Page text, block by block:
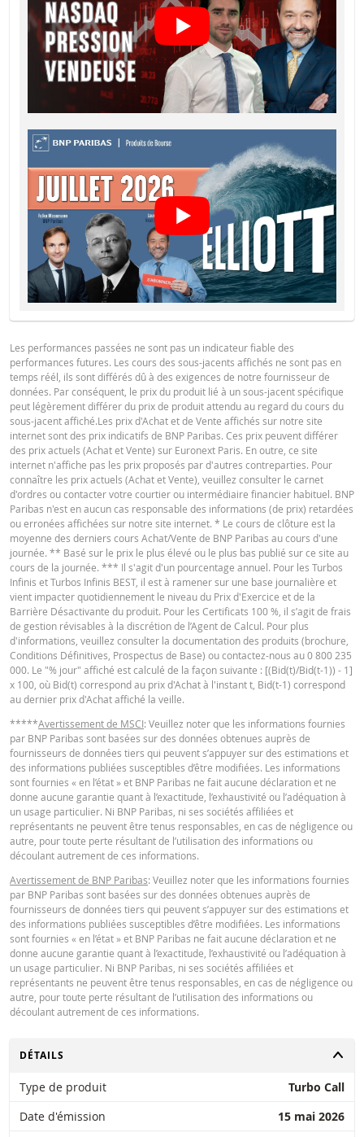
KEY INFORMATION DOCUMENTS
Key Information Document (FR)
QUOTES
Latest Product Quotes
Les performances passées ne sont pas un indicateur fiable des
performances futures. Les cours des sous-jacents affichés ne sont pas en
temps réél, ils sont différés dû à des exigences de notre fournisseur de
données. Par conséquent, le prix du produit lié à un sous-jacent spécifique
peut légèrement différer du prix de produit attendu au regard du cours du
sous-jacent affiché.Les prix d'Achat et de Vente affichés sur notre site
internet sont des prix indicatifs de BNP Paribas. Ces prix peuvent différer
des prix actuels (Achat et Vente) sur Euronext Paris. En outre, ce site
internet n'affiche pas les prix proposés par d'autres contreparties. Pour
connaître les prix actuels (Achat et Vente), veuillez consulter le carnet
d'ordres ou contacter votre courtier ou intermédiaire financier habituel. BNP
Paribas n'est en aucun cas responsable des informations (de prix) retardées
ou erronées affichées sur notre site internet. * Le cours de clôture est la
moyenne des derniers cours Achat/Vente de BNP Paribas au cours d'une
journée. ** Basé sur le prix le plus élevé ou le plus bas publié sur ce site au
cours de la journée. *** Il s'agit d'un pourcentage annuel. Pour les Turbos
Infinis et Turbos Infinis BEST, il est à ramener sur une base journalière et
vient impacter quotidiennement le niveau du Prix d'Exercice et de la
Barrière Désactivante du produit. Pour les Certificats 100 %, il s’agit de frais
de gestion révisables à la discrétion de l’Agent de Calcul. Pour plus
d'informations, veuillez consulter la documentation des produits (brochure,
Conditions Définitives, Prospectus de Base) ou contactez-nous au 0 800 235
000. Le "% jour" affiché est calculé de la façon suivante : [(Bid(t)/Bid(t-1)) - 1]
x 100, où Bid(t) correspond au prix d'Achat à l'instant t, Bid(t-1) correspond
au dernier prix d'Achat affiché la veille.
*****Avertissement de MSCI: Veuillez noter que les informations fournies
par BNP Paribas sont basées sur des données obtenues auprès de
fournisseurs de données tiers qui peuvent s’appuyer sur des estimations et
des informations publiées susceptibles d’être modifiées. Les informations
sont fournies « en l’état » et BNP Paribas ne fait aucune déclaration et ne
donne aucune garantie quant à l’exactitude, l’exhaustivité ou l’adéquation à
un usage particulier. Ni BNP Paribas, ni ses sociétés affiliées et
représentants ne peuvent être tenus responsables, en cas de négligence ou
autre, pour toute perte résultant de l’utilisation des informations ou
découlant autrement de ces informations.
Avertissement de BNP Paribas: Veuillez noter que les informations fournies
par BNP Paribas sont basées sur des données obtenues auprès de
fournisseurs de données tiers qui peuvent s’appuyer sur des estimations et
des informations publiées susceptibles d’être modifiées. Les informations
sont fournies « en l’état » et BNP Paribas ne fait aucune déclaration et ne
donne aucune garantie quant à l’exactitude, l’exhaustivité ou l’adéquation à
un usage particulier. Ni BNP Paribas, ni ses sociétés affiliées et
représentants ne peuvent être tenus responsables, en cas de négligence ou
autre, pour toute perte résultant de l’utilisation des informations ou
découlant autrement de ces informations.
CHANGER
DÉTAILS
Type de produit
Turbo Call
Date d'émission
15 mai 2026